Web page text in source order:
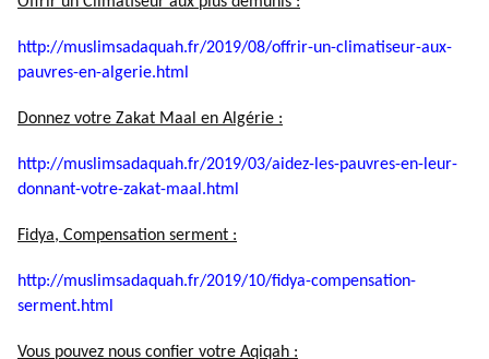
http://muslimsadaquah.fr/2019/08/offrir-un-climatiseur-aux-
pauvres-en-algerie.html
Donnez votre Zakat Maal en Algérie :
http://muslimsadaquah.fr/2019/03/aidez-les-pauvres-en-leur-
donnant-votre-zakat-maal.html
Fidya, Compensation serment :
http://muslimsadaquah.fr/2019/10/fidya-compensation-
serment.html
Vous pouvez nous confier votre Aqiqah :